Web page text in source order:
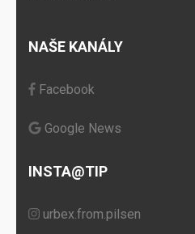
NAŠE KANÁLY
Facebook
Google News
INSTA@TIP
urbex.from.pilsen